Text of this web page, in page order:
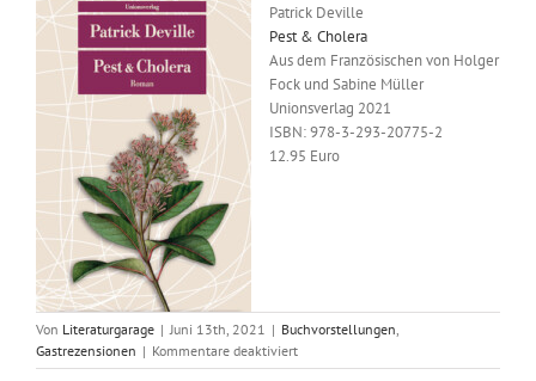
Patrick Deville
Pest & Cholera
Aus dem Französischen von Holger
Fock und Sabine Müller
Unionsverlag 2021
ISBN: 978-3-293-20775-2
12.95 Euro
Von Literaturgarage | Juni 13th, 2021 | Buchvorstellungen
Gastrezensionen | Kommentare deaktiviertfür
Universitas